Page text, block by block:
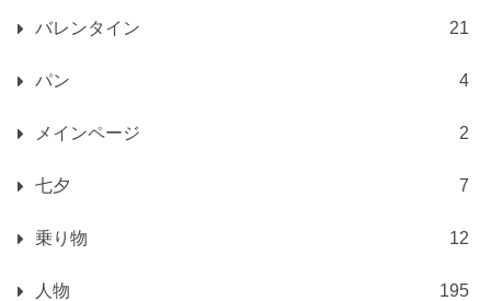
バレンタイン 21
パン 4
メインページ 2
七夕 7
乗り物 12
人物 195